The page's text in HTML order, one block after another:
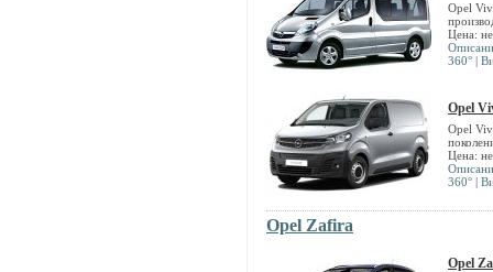
Opel
Цена:
360° |
Opel
Opel
Цена:
360° |
Opel Zafira
Opel